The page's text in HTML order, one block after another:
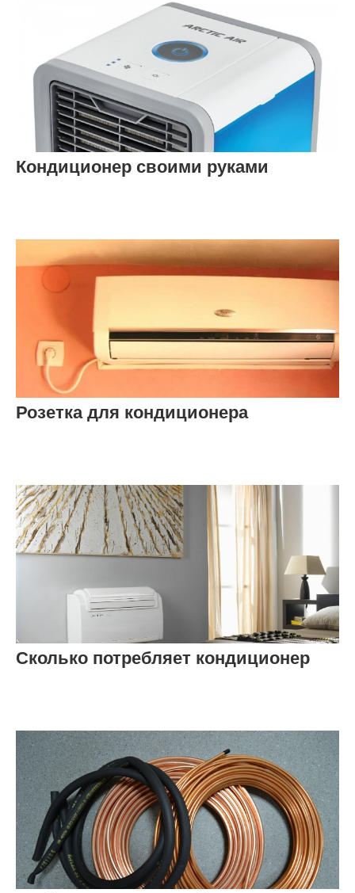
Кондиционер своими руками
Розетка для кондиционера
Сколько потребляет кондиционер